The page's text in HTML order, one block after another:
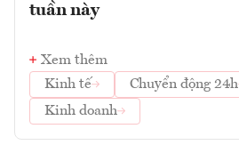
tuần này
Xem thêm
Kinh tế
Chuyển động 24h
Kinh doanh